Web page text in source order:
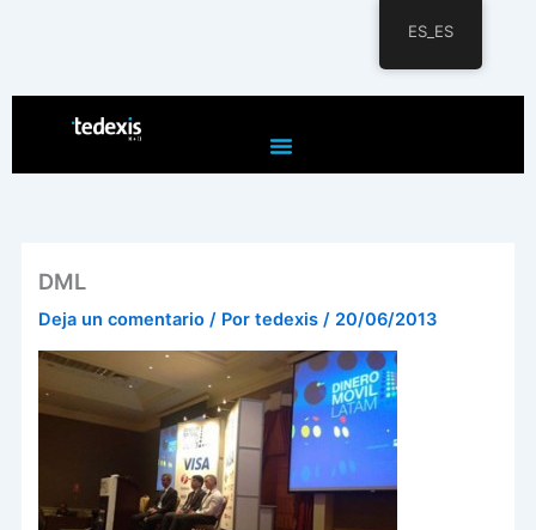
DML
Deja un comentario / Portedexis/ 20/06/2013
ES_ES